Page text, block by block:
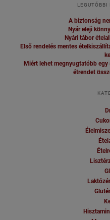
LEGUTÓBBI
A biztonság
Nyár eleji
Nyári tábor
Első rendelés mentes
Miért lehet megnyugtatóbb
étrendet